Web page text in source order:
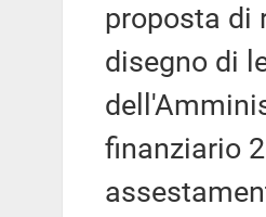
proposta di
disegno di
finanziario